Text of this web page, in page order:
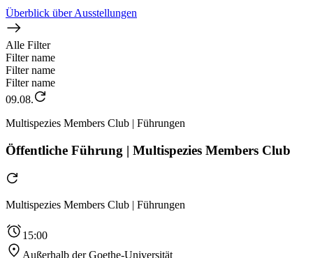
Überblick über Ausstellungen
Alle Filter
Filter name
Filter name
Filter name
09.08.
Multispezies Members Club | Führungen
Öffentliche Führung | Multispezies Members Club
Multispezies Members Club | Führungen
15:00
Außerhalb der Goethe-Universität